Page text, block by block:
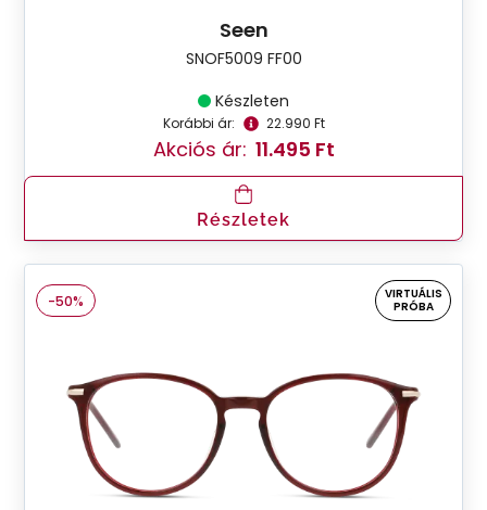
Seen
SNOF5009 FF00
Készleten
Korábbi ár: 22.990 Ft
Akciós ár: 11.495 Ft
Részletek
-50%
VIRTUÁLIS
PRÓBA